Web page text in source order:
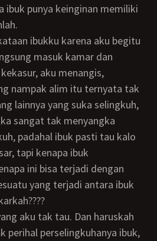
ibuk punya keinginan memiliki
masuk kamar dan
aku menangis,
nampak alim itu ternyata tak
lainnya yang suka selingkuh,
sangat tak menyangka
padahal ibuk pasti tau kalo
tapi kenapa ibuk
ini bisa terjadi dengan
yang terjadi antara ibuk
perihal perselingkuhanya ibuk,